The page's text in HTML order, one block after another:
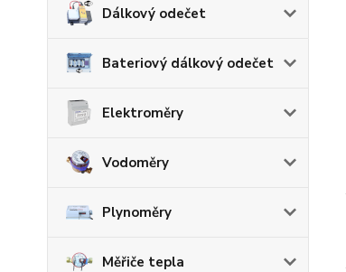
Dálkový odečet
Bateriový dálkový odečet
Elektroměry
Vodoměry
Plynoměry
Měřiče tepla